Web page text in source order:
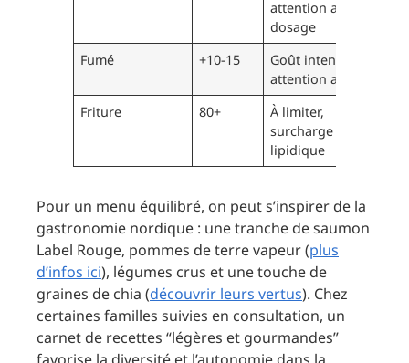
attention au
dosage
Fumé
+10-15
Goût intense,
attention au sel
Friture
80+
À limiter,
surcharge
lipidique
Pour un menu équilibré, on peut s’inspirer de la
gastronomie nordique : une tranche de saumon
Label Rouge, pommes de terre vapeur (plus
d’infos ici), légumes crus et une touche de
graines de chia (découvrir leurs vertus). Chez
certaines familles suivies en consultation, un
carnet de recettes “légères et gourmandes”